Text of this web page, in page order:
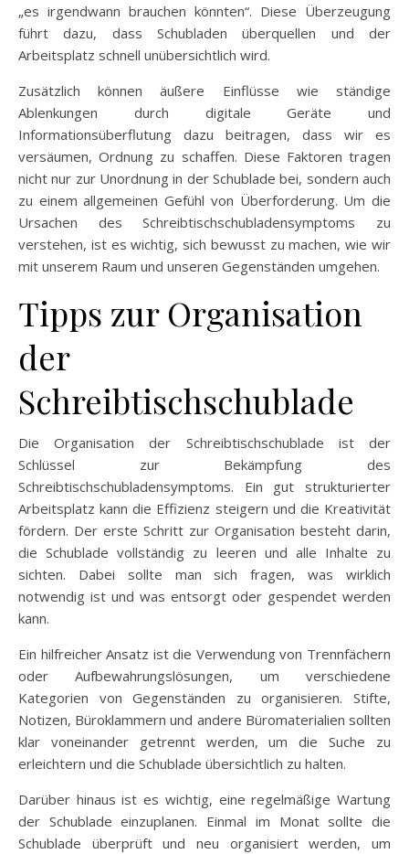
„es irgendwann brauchen könnten“. Diese Überzeugung
führt dazu, dass Schubladen überquellen und der
Arbeitsplatz schnell unübersichtlich wird.
Zusätzlich können äußere Einflüsse wie ständige
Ablenkungen durch digitale Geräte und
Informationsüberflutung dazu beitragen, dass wir es
versäumen, Ordnung zu schaffen. Diese Faktoren tragen
nicht nur zur Unordnung in der Schublade bei, sondern auch
zu einem allgemeinen Gefühl von Überforderung. Um die
Ursachen des Schreibtischschubladensymptoms zu
verstehen, ist es wichtig, sich bewusst zu machen, wie wir
mit unserem Raum und unseren Gegenständen umgehen.
Tipps zur Organisation
der
Schreibtischschublade
Die Organisation der Schreibtischschublade ist der
Schlüssel zur Bekämpfung des
Schreibtischschubladensymptoms. Ein gut strukturierter
Arbeitsplatz kann die Effizienz steigern und die Kreativität
fördern. Der erste Schritt zur Organisation besteht darin,
die Schublade vollständig zu leeren und alle Inhalte zu
sichten. Dabei sollte man sich fragen, was wirklich
notwendig ist und was entsorgt oder gespendet werden
kann.
Ein hilfreicher Ansatz ist die Verwendung von Trennfächern
oder Aufbewahrungslösungen, um verschiedene
Kategorien von Gegenständen zu organisieren. Stifte,
Notizen, Büroklammern und andere Büromaterialien sollten
klar voneinander getrennt werden, um die Suche zu
erleichtern und die Schublade übersichtlich zu halten.
Darüber hinaus ist es wichtig, eine regelmäßige Wartung
der Schublade einzuplanen. Einmal im Monat sollte die
Schublade überprüft und neu organisiert werden, um